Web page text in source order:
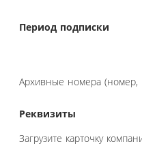
Период подписки
Архивные номера (номер,
Реквизиты
Загрузите карточку